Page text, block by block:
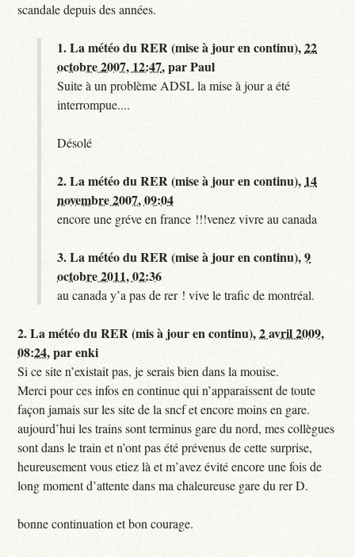
scandale depuis des années.
1.La météo du RER (mise à jour en continu),22
octobre 2007, 12:47,parPaul
Suite à un problème ADSL la mise à jour a été
interrompue....
Désolé
2.La météo du RER (mise à jour en continu), 14
novembre 2007, 09:04
encore une gréve en france !!!venez vivre au canada
3.La météo du RER (mise à jour en continu),9
octobre 2011, 02:36
au canada y’a pas de rer ! vive le trafic de montréal.
2.La météo du RER (mis à jour en continu),2 avril 2009,
08:24,parenki
Si ce site n’existait pas, je serais bien dans la mouise.
Merci pour ces infos en continue qui n’apparaissent de toute
façon jamais sur les site de la sncf et encore moins en gare.
aujourd’hui les trains sont terminus gare du nord, mes collègues
sont dans le train et n’ont pas été prévenus de cette surprise,
heureusement vous etiez là et m’avez évité encore une fois de
long moment d’attente dans ma chaleureuse gare du rer D.
bonne continuation et bon courage.